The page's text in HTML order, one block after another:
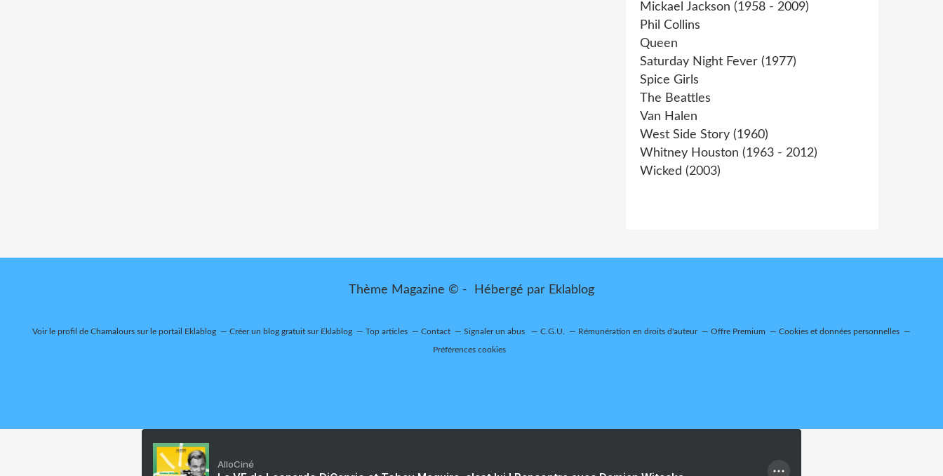
Mickael Jackson (1958 - 2009)
Phil Collins
Queen
Saturday Night Fever (1977)
Spice Girls
The Beattles
Van Halen
West Side Story (1960)
Whitney Houston (1963 - 2012)
Wicked (2003)
Thème Magazine © - Hébergé par Eklablog
Voir le profil de Chamalours sur le portail Eklablog Créer un blog gratuit sur Eklablog Top articles Contact Signaler un abus C.G.U. Rémunération en droits d'auteur Offre Premium Cookies et données personnelles
Préférences cookies
AlloCiné